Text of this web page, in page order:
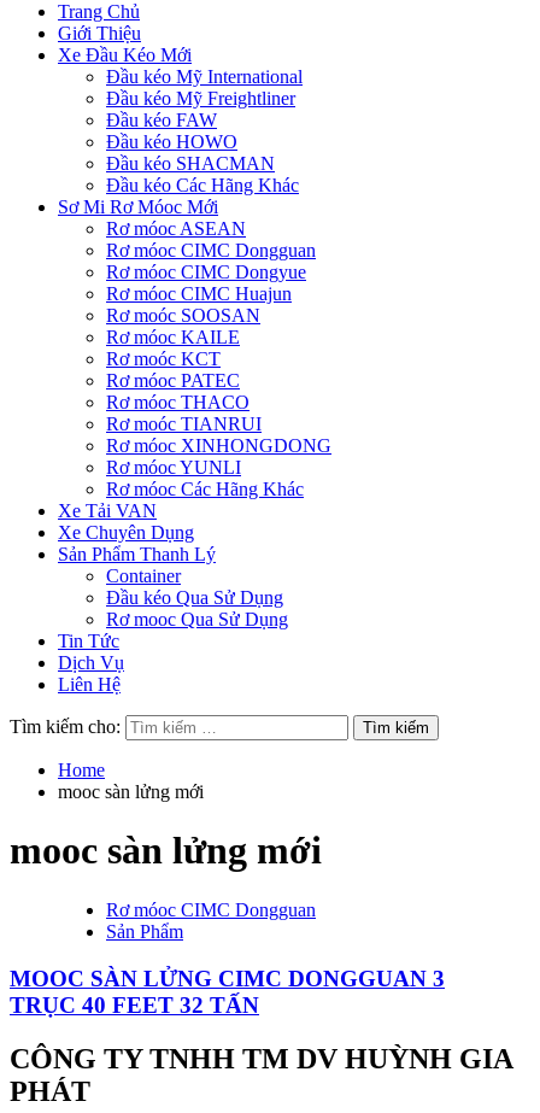
Trang Chủ
Giới Thiệu
Xe Đầu Kéo Mới
Đầu kéo Mỹ International
Đầu kéo Mỹ Freightliner
Đầu kéo FAW
Đầu kéo HOWO
Đầu kéo SHACMAN
Đầu kéo Các Hãng Khác
Sơ Mi Rơ Móoc Mới
Rơ móoc ASEAN
Rơ móoc CIMC Dongguan
Rơ móoc CIMC Dongyue
Rơ móoc CIMC Huajun
Rơ moóc SOOSAN
Rơ móoc KAILE
Rơ moóc KCT
Rơ móoc PATEC
Rơ móoc THACO
Rơ moóc TIANRUI
Rơ móoc XINHONGDONG
Rơ móoc YUNLI
Rơ móoc Các Hãng Khác
Xe Tải VAN
Xe Chuyên Dụng
Sản Phẩm Thanh Lý
Container
Đầu kéo Qua Sử Dụng
Rơ mooc Qua Sử Dụng
Tin Tức
Dịch Vụ
Liên Hệ
Tìm kiếm cho:
Home
mooc sàn lửng mới
mooc sàn lửng mới
Rơ móoc CIMC Dongguan
Sản Phẩm
MOOC SÀN LỬNG CIMC DONGGUAN 3
TRỤC 40 FEET 32 TẤN
CÔNG TY TNHH TM DV HUỲNH GIA
PHÁT